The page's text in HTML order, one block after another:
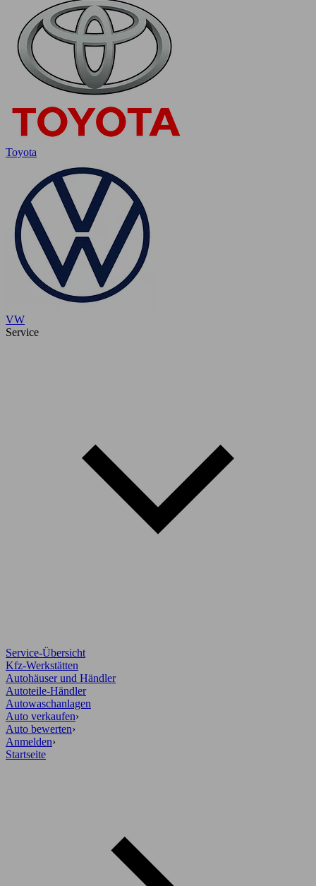
Toyota
VW
Service
Service-Übersicht
Kfz-Werkstätten
Autohäuser und Händler
Autoteile-Händler
Autowaschanlagen
Auto verkaufen›
Auto bewerten›
Anmelden›
Startseite